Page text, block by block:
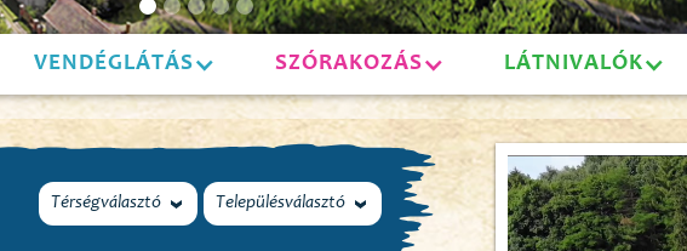
VENDÉGLÁTÁS SZÓRAKOZÁS LÁTNIVALÓK
Térségválasztó Településválasztó